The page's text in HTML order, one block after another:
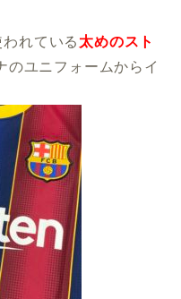
れている 太めのスト
のユニフォームからイ